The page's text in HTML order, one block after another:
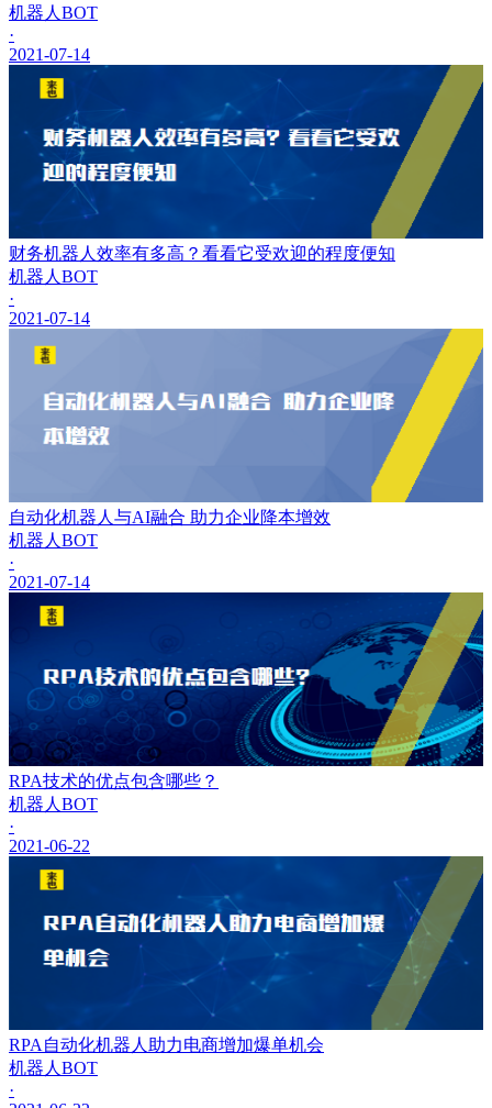
机器人BOT
·
2021-07-14
财务机器人效率有多高？看看它受欢迎的程度便知
机器人BOT
·
2021-07-14
自动化机器人与AI融合 助力企业降本增效
机器人BOT
·
2021-07-14
RPA技术的优点包含哪些？
机器人BOT
·
2021-06-22
RPA自动化机器人助力电商增加爆单机会
机器人BOT
·